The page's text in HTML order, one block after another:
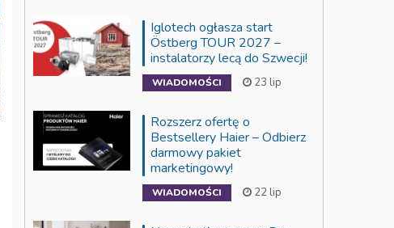
Iglotech ogłasza start
Östberg TOUR 2027 –
instalatorzy lecą do Szwecji!
WIADOMOŚCI 23 lip
Rozszerz ofertę o
Bestsellery Haier – Odbierz
darmowy pakiet
marketingowy!
WIADOMOŚCI 22 lip